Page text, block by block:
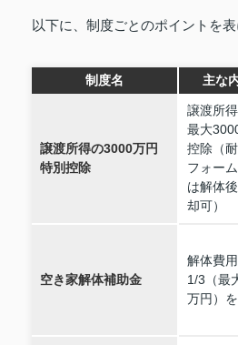
以下に、制度ごとのポイントを表
制度名 主な
譲渡所得の3000万円
特別控除
譲渡所
最大
控除（
フォー
は解体
却可）
空き家解体補助金
解体費
1/3（最
万円）